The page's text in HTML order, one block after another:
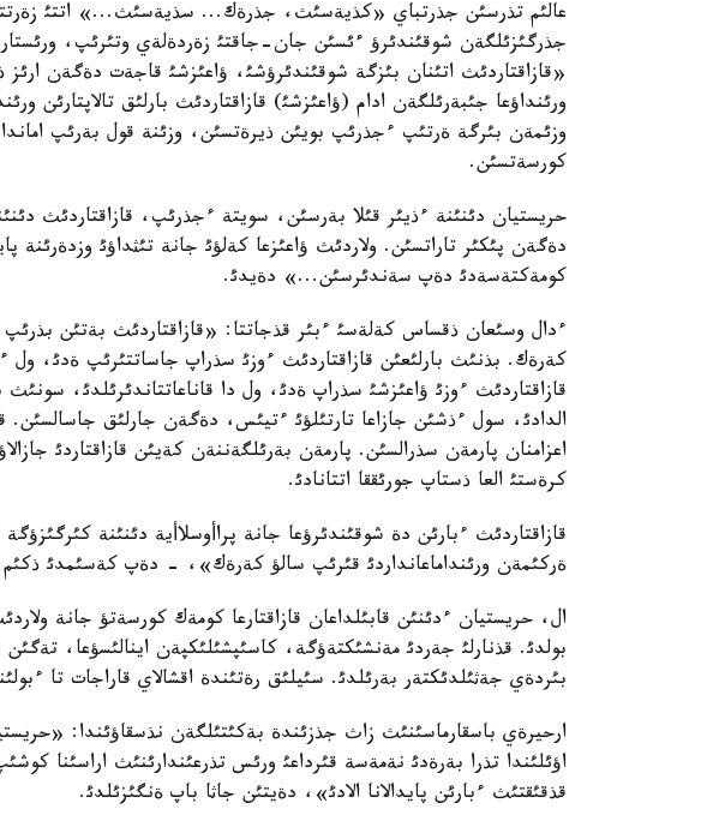
عالئم تذرسئن جذرتباي «كذيةسئث، جذرةك... سذيةسئث...» اتتئ
جذرگئزئلگةن شوقئندئرؤ ءئسئن جان-جاقتئ زةردةلةي وتئرئپ، ورئستار
«قازاقتاردئث اتئنان بئزگة شوقئندئرؤشئ، ؤاعئزشئ قاجةت دةگةن ارئز
ورئنداؤعا جئبةرئلگةن ادام (ؤاعئزشئ) قازاقتاردئث بارلئق تالاپتارئن
وزئمةن بئرگة ةرتئپ ءجذرئپ بويئن ذيرةتسئن، وزئنة قول بةرئپ
كورسةتسئن.
حريستيان دئنئنة ءذيئر قئلا بةرسئن، سويتة ءجذرئپ، قازاقتاردئث
دةگةن پئكئر تاراتسئن. ولاردئث ؤاعئزعا كةلؤئ جانة تئثداؤئ وزدةرئنة
كومةكتةسةدئ دةپ سةندئرسئن...» دةيدئ.
ءدال وسئعان ذقساس كةلةسئ ءبئر قذجاتتا: «قازاقتاردئث بةتئن
كةرةك. بذنئث بارلئعئن قازاقتاردئث ءوزئ سذراپ جاساتتئرئپ ةدئ، ول
قازاقتاردئث ءوزئ ؤاعئزشئ سذراپ ةدئ، ول دا قاناعاتتاندئرئلدئ، سونئث
الدادئ، سول ءذشئن جازاعا تارتئلؤئ ءتيئس، دةگةن جارلئق جاسالسئن.
اعزامنان پارمةن سذرالسئن. پارمةن بةرئلگةننةن كةيئن قازاقتاردئ
كرةستئ العا ذستاپ جورئققا اتتانادئ.
قازاقتاردئث ءبارئن دة شوقئندئرؤعا جانة پراأوسلاأية دئنئنة
ةركئمةن ورئنداماعانداردئ قئرئپ سالؤ كةرةك»، - دةپ كةسئمدئ
ال، حريستيان ءدئنئن قابئلداعان قازاقتارعا كومةك كورسةتؤ جانة
بولدئ. قذنارلئ جةردئ مةنشئكتةؤگة، كاسئپشئلئكپةن اينالئسؤعا، تةگئن
بئردةي جةثئلدئكتةر بةرئلدئ. سئيلئق رةتئندة اقشالاي قاراجات تا
ارحيرةي باسقارماسئنئث زاث جذزئندة بةكئتئلگةن نذسقاؤئندا:
اؤئلئندا تذرا بةرةدئ نةمةسة قئرداعئ ورئس تذرعئندارئنئث اراسئنا
قذقئقتئث ءبارئن پايدالانا الادئ»، دةيتئن جاثا باپ ةنگئزئلدئ.